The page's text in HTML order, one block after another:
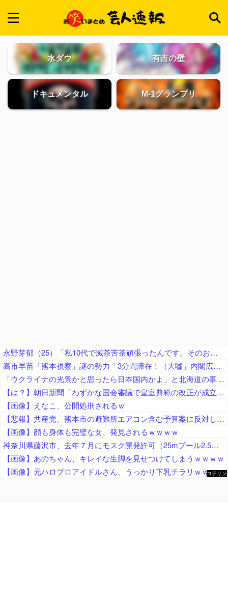
水ダウ 有吉の壁
ドキュメンタル M-1グランプリ
永野芽郁（25）「私10代で滅茶苦茶頑張ったんです。そのおかげで今幸せな20代を送れている」
高市早苗「熊本視察」謎の勢力「3分間滞在！（大嘘」内閣広報官「事実無根（全否定」高市早苗「51分間視察（首相動静」マスコミ「被災者証言で10秒！（印象操作」→
「ウクライナの光景かと思ったら日本国内かよ」と北海道の事故に目撃者騒然、自爆ドローンに襲われたのかと……
【は？】朝日新聞「わずかな国会審議で皇室典範の改正が成立」「天皇制をなぜ続けるのか。無理をせずに消滅したら、何が問題なのか」
【画像】えなこ、公開処刑されるｗ
【悲報】共産党、熊本市の避難所エアコン含む予算案に反対していた「新庁舎などの巨額事業や暮らし優先の姿勢が不十分な予算全体には賛成できない」
【画像】顔も身体も完璧な女、発見されるｗｗｗｗ
神奈川県藤沢市、去年７月にモスク開発許可（25mプール2.5個分くらいのサイズ） → 反対署名3万人超、藤沢市議会にモスク反対の請願・陳情が40件以上 → 市議会、すべて否決
【画像】あのちゃん、キレイな生脚を見せつけてしまうｗｗｗｗ
【画像】元ハロプロアイドルさん、うっかり下乳チラリｗｗｗｗｗｗｗｗ
コテリン